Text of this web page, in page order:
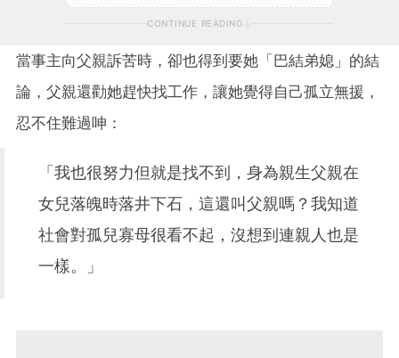
CONTINUE READING
當事主向父親訴苦時，卻也得到要她「巴結弟媳」的結
論，父親還勸她趕快找工作，讓她覺得自己孤立無援，
忍不住難過呻：
「我也很努力但就是找不到，身為親生父親在
女兒落魄時落井下石，這還叫父親嗎？我知道
社會對孤兒寡母很看不起，沒想到連親人也是
一樣。」